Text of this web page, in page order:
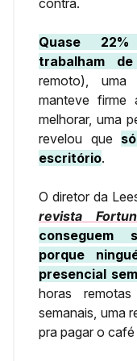
contra.
Quase
trabalham
remoto), uma
manteve
melhorar, uma
revelou que
escritório.
O diretor da
revista
conseguem
porque
presencial
horas
semanais, uma
pra pagar o